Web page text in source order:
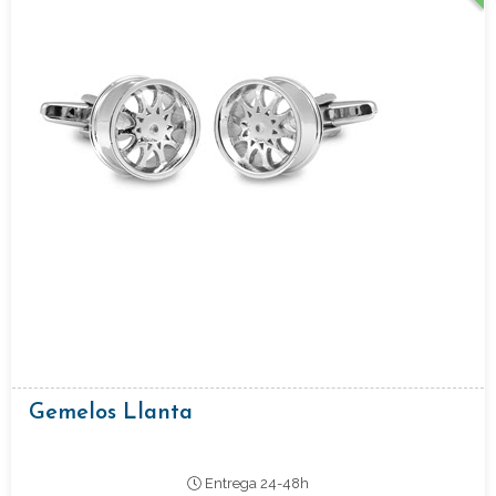
Gemelos Llanta
Entrega 24-48h